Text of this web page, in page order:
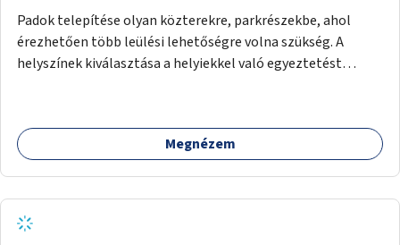
Padok telepítése olyan közterekre, parkrészekbe, ahol
érezhetően több leülési lehetőségre volna szükség. A
helyszínek kiválasztása a helyiekkel való egyeztetést
Megnézem